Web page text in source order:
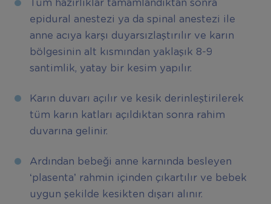
Tüm hazırlıklar tamamlandıktan sonra
epidural anestezi ya da spinal anestezi ile
anne acıya karşı duyarsızlaştırılır ve karın
bölgesinin alt kısmından yaklaşık 8-9
santimlik, yatay bir kesim yapılır.
Karın duvarı açılır ve kesik derinleştirilerek
tüm karın katları açıldıktan sonra rahim
duvarına gelinir.
Ardından bebeği anne karnında besleyen
‘plasenta’ rahmin içinden çıkartılır ve bebek
uygun şekilde kesikten dışarı alınır.